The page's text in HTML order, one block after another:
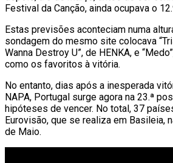
Festival da Canção, ainda ocupava o
Estas previsões aconteciam numa
sondagem do mesmo site colocava
Wanna Destroy U”, de HENKA, e
como os favoritos à vitória.
No entanto, dias após a inesperada
NAPA, Portugal surge agora na 23.ª
hipóteses de vencer. No total, 37
Eurovisão, que se realiza em Basileia,
de Maio.